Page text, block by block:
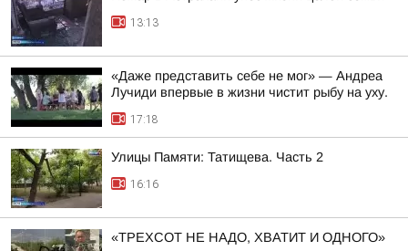
13:13
«Даже представить себе не мог» — Андреа
Лучиди впервые в жизни чистит рыбу на уху.
17:18
Улицы Памяти: Татищева. Часть 2
16:16
«ТРЕХСОТ НЕ НАДО, ХВАТИТ И ОДНОГО»